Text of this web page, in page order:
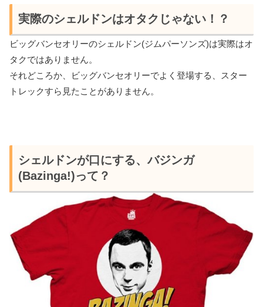
実際のシェルドンはオタクじゃない！？
ビッグバンセオリーのシェルドン(ジムパーソンズ)は実際はオ
タクではありません。
それどころか、ビッグバンセオリーでよく登場する、スター
トレックすら見たことがありません。
シェルドンが口にする、バジンガ
(Bazinga!)って？